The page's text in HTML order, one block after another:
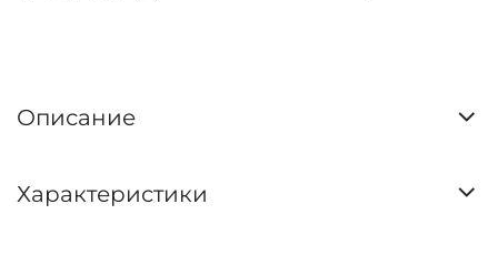
Описание
Характеристики